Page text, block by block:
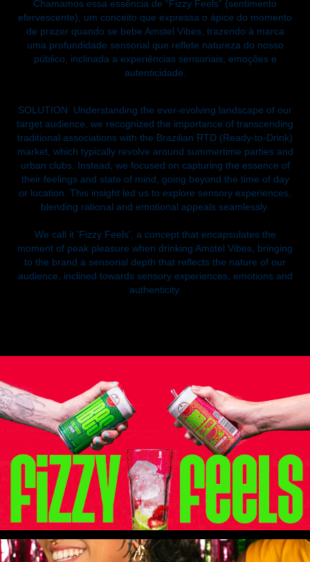
Chamamos essa essência de “Fizzy Feels” (sentimento
efervescente), um conceito que expressa o ápice do momento
de prazer quando se bebe Amstel Vibes, trazendo à marca
uma profundidade sensorial que reflete natureza do nosso
público, inclinada a experiências sensoriais, emoções e
autenticidade.
SOLUTION Understanding the ever-evolving landscape of our
target audience, we recognized the importance of transcending
traditional associations with the Brazilian RTD (Ready-to-Drink)
market, which typically revolve around summertime parties and
urban clubs. Instead, we focused on capturing the essence of
their feelings and state of mind, going beyond the time of day
or location. This insight led us to explore sensory experiences,
blending rational and emotional appeals seamlessly.
We call it 'Fizzy Feels', a concept that encapsulates the
moment of peak pleasure when drinking Amstel Vibes, bringing
to the brand a sensorial depth that reflects the nature of our
audience, inclined towards sensory experiences, emotions and
authenticity.